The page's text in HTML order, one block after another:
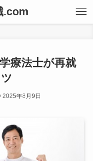
.com
療法士が再就
2025年8月9日